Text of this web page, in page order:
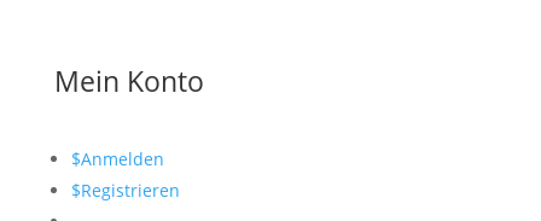
Mein Konto
$Anmelden
$Registrieren